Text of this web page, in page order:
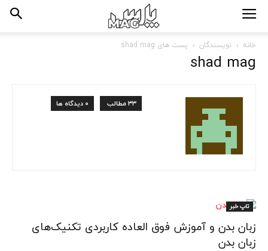
خانه نویسندگان پست های shad mag
shad mag
۳۳ مطالب ۰ دیدگاه ها
تاپ خبر
زبان بدن و آموزش فوق العاده کاربردی تکنیک‌های
زبان بدن